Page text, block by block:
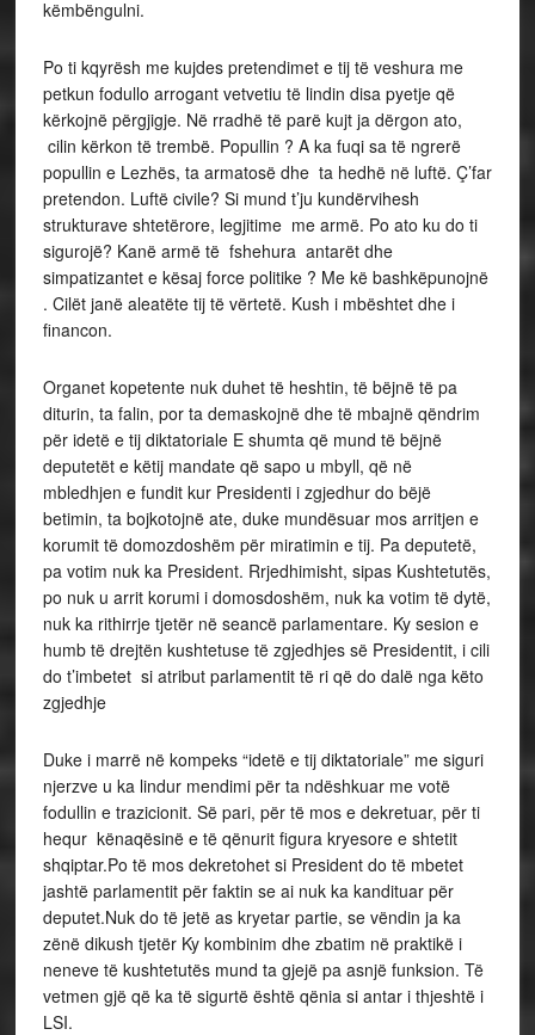
këmbëngulni.
Po ti kqyrësh me kujdes pretendimet e tij të veshura me
petkun fodullo arrogant vetvetiu të lindin disa pyetje që
kërkojnë përgjigje. Në rradhë të parë kujt ja dërgon ato,
cilin kërkon të trembë. Popullin ? A ka fuqi sa të ngrerë
popullin e Lezhës, ta armatosë dhe ta hedhë në luftë. Ç’far
pretendon. Luftë civile? Si mund t’ju kundërvihesh
strukturave shtetërore, legjitime me armë. Po ato ku do ti
sigurojë? Kanë armë të fshehura antarët dhe
simpatizantet e kësaj force politike ? Me kë bashkëpunojnë
. Cilët janë aleatëte tij të vërtetë. Kush i mbështet dhe i
financon.
Organet kopetente nuk duhet të heshtin, të bëjnë të pa
diturin, ta falin, por ta demaskojnë dhe të mbajnë qëndrim
për idetë e tij diktatoriale E shumta që mund të bëjnë
deputetët e këtij mandate që sapo u mbyll, që në
mbledhjen e fundit kur Presidenti i zgjedhur do bëjë
betimin, ta bojkotojnë ate, duke mundësuar mos arritjen e
korumit të domozdoshëm për miratimin e tij. Pa deputetë,
pa votim nuk ka President. Rrjedhimisht, sipas Kushtetutës,
po nuk u arrit korumi i domosdoshëm, nuk ka votim të dytë,
nuk ka rithirrje tjetër në seancë parlamentare. Ky sesion e
humb të drejtën kushtetuse të zgjedhjes së Presidentit, i cili
do t’imbetet si atribut parlamentit të ri që do dalë nga këto
zgjedhje
Duke i marrë në kompeks “idetë e tij diktatoriale” me siguri
njerzve u ka lindur mendimi për ta ndëshkuar me votë
fodullin e trazicionit. Së pari, për të mos e dekretuar, për ti
hequr kënaqësinë e të qënurit figura kryesore e shtetit
shqiptar.Po të mos dekretohet si President do të mbetet
jashtë parlamentit për faktin se ai nuk ka kandituar për
deputet.Nuk do të jetë as kryetar partie, se vëndin ja ka
zënë dikush tjetër Ky kombinim dhe zbatim në praktikë i
neneve të kushtetutës mund ta gjejë pa asnjë funksion. Të
vetmen gjë që ka të sigurtë është qënia si antar i thjeshtë i
LSI.